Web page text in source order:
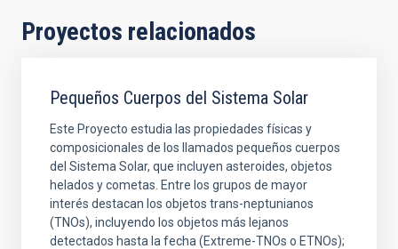
Proyectos relacionados
Pequeños Cuerpos del Sistema Solar
Este Proyecto estudia las propiedades físicas y
composicionales de los llamados pequeños cuerpos
del Sistema Solar, que incluyen asteroides, objetos
helados y cometas. Entre los grupos de mayor
interés destacan los objetos trans-neptunianos
(TNOs), incluyendo los objetos más lejanos
detectados hasta la fecha (Extreme-TNOs o ETNOs);